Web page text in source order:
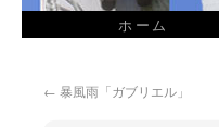
ホーム
← 暴風雨「ガブリエル」